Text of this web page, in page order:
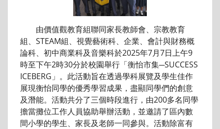
由價值觀教育組聯同家長教師會、宗教教育
組、STEAM組、視覺藝術科、企業、會計與財務概
論科、初中商業科及音樂科於2025年7月7日上午9
時至下午2時30分於校園舉行「衡怡市集─SUCCESS
ICEBERG」。此活動旨在透過學科展覽及學生佳作
展現衡怡同學的優秀學習成果，盡顯同學們的創意
及潛能。活動共分了三個時段進行，由200多名同學
擔當攤位工作人員協助舉辦活動，並邀請了區內數
間小學的學生、家長及老師一同參與。活動除富有